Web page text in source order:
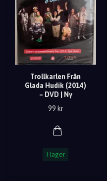
Trollkarlen Från
Glada Hudik (2014)
– DVD | Ny
99 kr
I lager